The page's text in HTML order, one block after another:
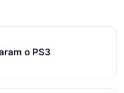
o PS3